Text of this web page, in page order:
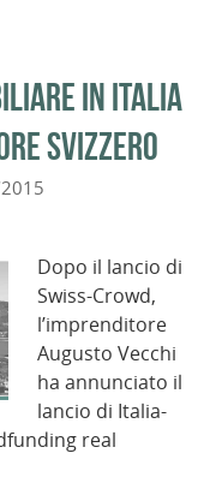
in Italia
svizzero
Dopo il lancio di
Swiss-Crowd,
l’imprenditore
Augusto Vecchi
ha annunciato il
lancio di Italia-
real